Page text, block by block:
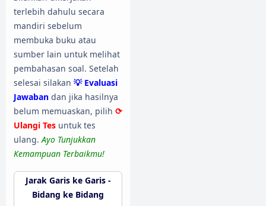
terlebih dahulu secara
mandiri sebelum
membuka buku atau
sumber lain untuk melihat
pembahasan soal. Setelah
selesai silakan 💡 Evaluasi
Jawaban dan jika hasilnya
belum memuaskan, pilih ⟳
Ulangi Tes untuk tes
ulang.Ayo Tunjukkan
Kemampuan Terbaikmu!
Jarak Garis ke Garis -
Bidang ke Bidang